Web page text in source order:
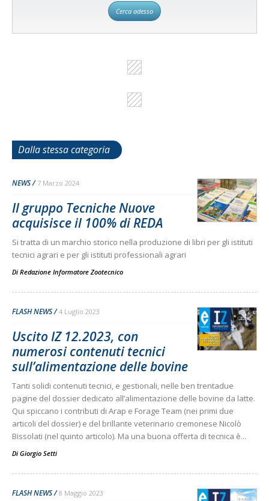
Cerca adesso
Dalla stessa categoria
NEWS 7 Marzo 2024
Il gruppo Tecniche Nuove
acquisisce il 100% di REDA
Si tratta di un marchio storico nella produzione di libri per gli istituti
tecnici agrari e per gli istituti professionali agrari
Di Redazione Informatore Zootecnico
FLASH NEWS 4 Luglio 2023
Uscito IZ 12.2023, con
numerosi contenuti tecnici
sull’alimentazione delle bovine
Tanti solidi contenuti tecnici, e gestionali, nelle ben trentadue
pagine del dossier dedicato all’alimentazione delle bovine da latte.
Qui spiccano i contributi di Arap e Forage Team (nei primi due
articoli del dossier) e del brillante veterinario cremonese Nicolò
Bissolati (nel quinto articolo). Ma una buona offerta di tecnica è...
Di Giorgio Setti
FLASH NEWS 8 Maggio 2023